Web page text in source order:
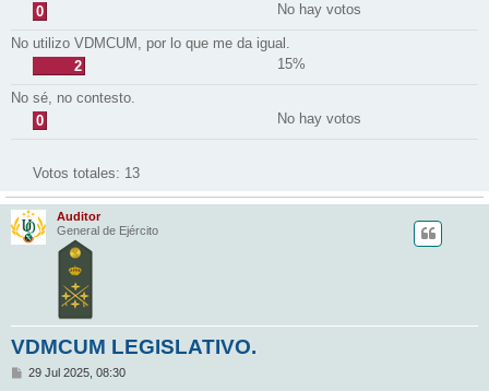
0
No hay votos
No utilizo VDMCUM, por lo que me da igual.
2
15%
No sé, no contesto.
0
No hay votos
Votos totales: 13
Auditor
General de Ejército
VDMCUM LEGISLATIVO.
M
29 Jul 2025, 08:30